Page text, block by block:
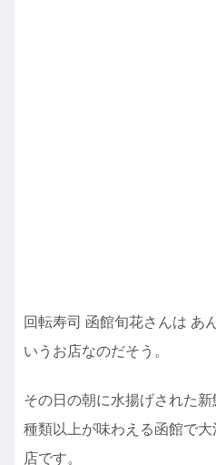
回転寿司 函館旬花さんは あ
いうお店なのだそう。
その日の朝に水揚げされた
種類以上が味わえる函館で
店です。